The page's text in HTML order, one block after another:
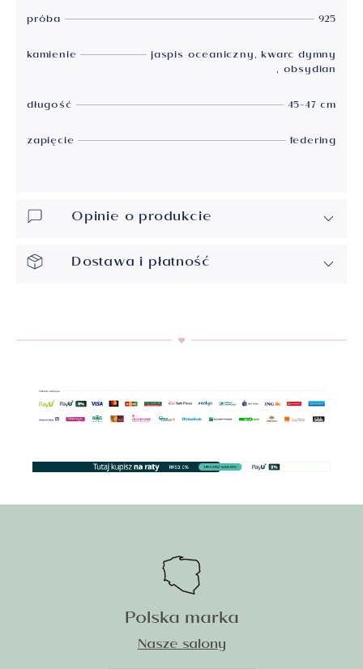
próba
925
kamienie
jaspis oceaniczny, kwarc dymny
, obsydian
długość
45-47 cm
zapięcie
federing
Opinie o produkcie
Dostawa i płatność
Polska marka
Nasze salony